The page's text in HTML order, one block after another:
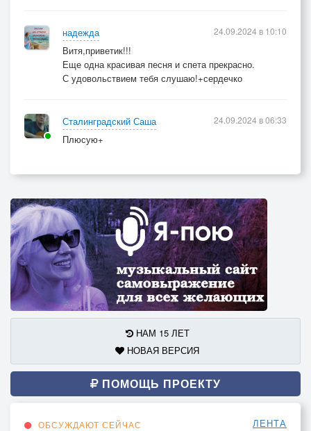
надежда
Витя,приветик!!!
Еще одна красивая песня и спета прекрасно.
С удовольствием тебя слушаю!+сердечко
24.09.2024 в 10:10
Сталинградский Саша
Плюсую+
24.09.2024 в 06:33
НАМ 15 ЛЕТ
НОВАЯ ВЕРСИЯ
ПОМОЩЬ ПРОЕКТУ
ОБСУЖДАЮТ СЕЙЧАС ЛЕНТА